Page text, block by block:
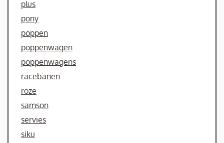
plus
pony
poppen
poppenwagen
poppenwagens
racebanen
roze
samson
servies
siku